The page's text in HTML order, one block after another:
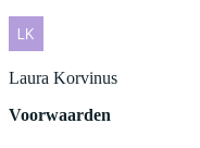
Laura Korvinus
Voorwaarden